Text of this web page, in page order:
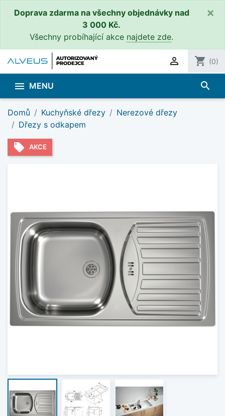
Doprava zdarma na všechny objednávky nad
3 000 Kč.
Všechny probíhající akce najdete zde.
×
 shopping_cart (0)
 MENU search
Domů Kuchyňské dřezy
Nerezové dřezy
Dřezy s odkapem
local_offer AKCE